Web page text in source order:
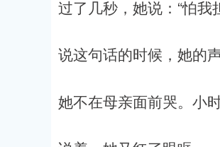
过了几秒，她说：“怕我
说这句话的时候，她的
她不在母亲面前哭。小